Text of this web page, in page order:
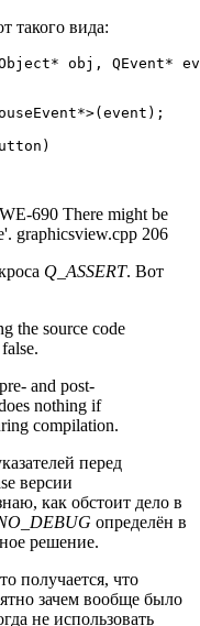
такого вида:
obj, QEvent*
690 There might be
graphicsview.cpp 206
Q_ASSERT. Вот
the source code
and post-
nothing if
compilation.
перед
версии
как обстоит дело в
определён в
решение.
получается, что
зачем вообще было
не использовать